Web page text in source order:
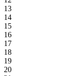
13
14
15
16
17
18
19
20